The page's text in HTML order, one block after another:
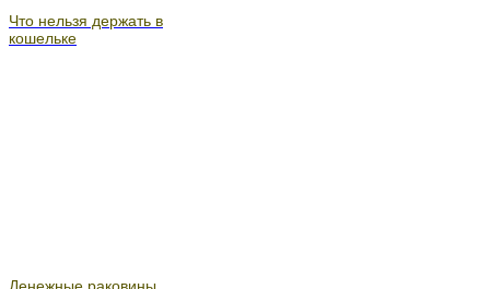
Что нельзя держать в
кошельке